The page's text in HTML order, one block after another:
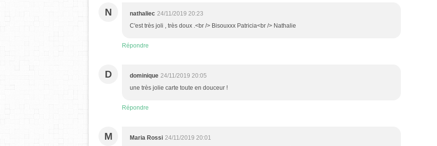
N nathaliec 24/11/2019 20:23
C'est très joli , très doux .<br /> Bisouxxx Patricia<br /> Nathalie
Répondre
D dominique 24/11/2019 20:05
une très jolie carte toute en douceur !
Répondre
M Maria Rossi 24/11/2019 20:01